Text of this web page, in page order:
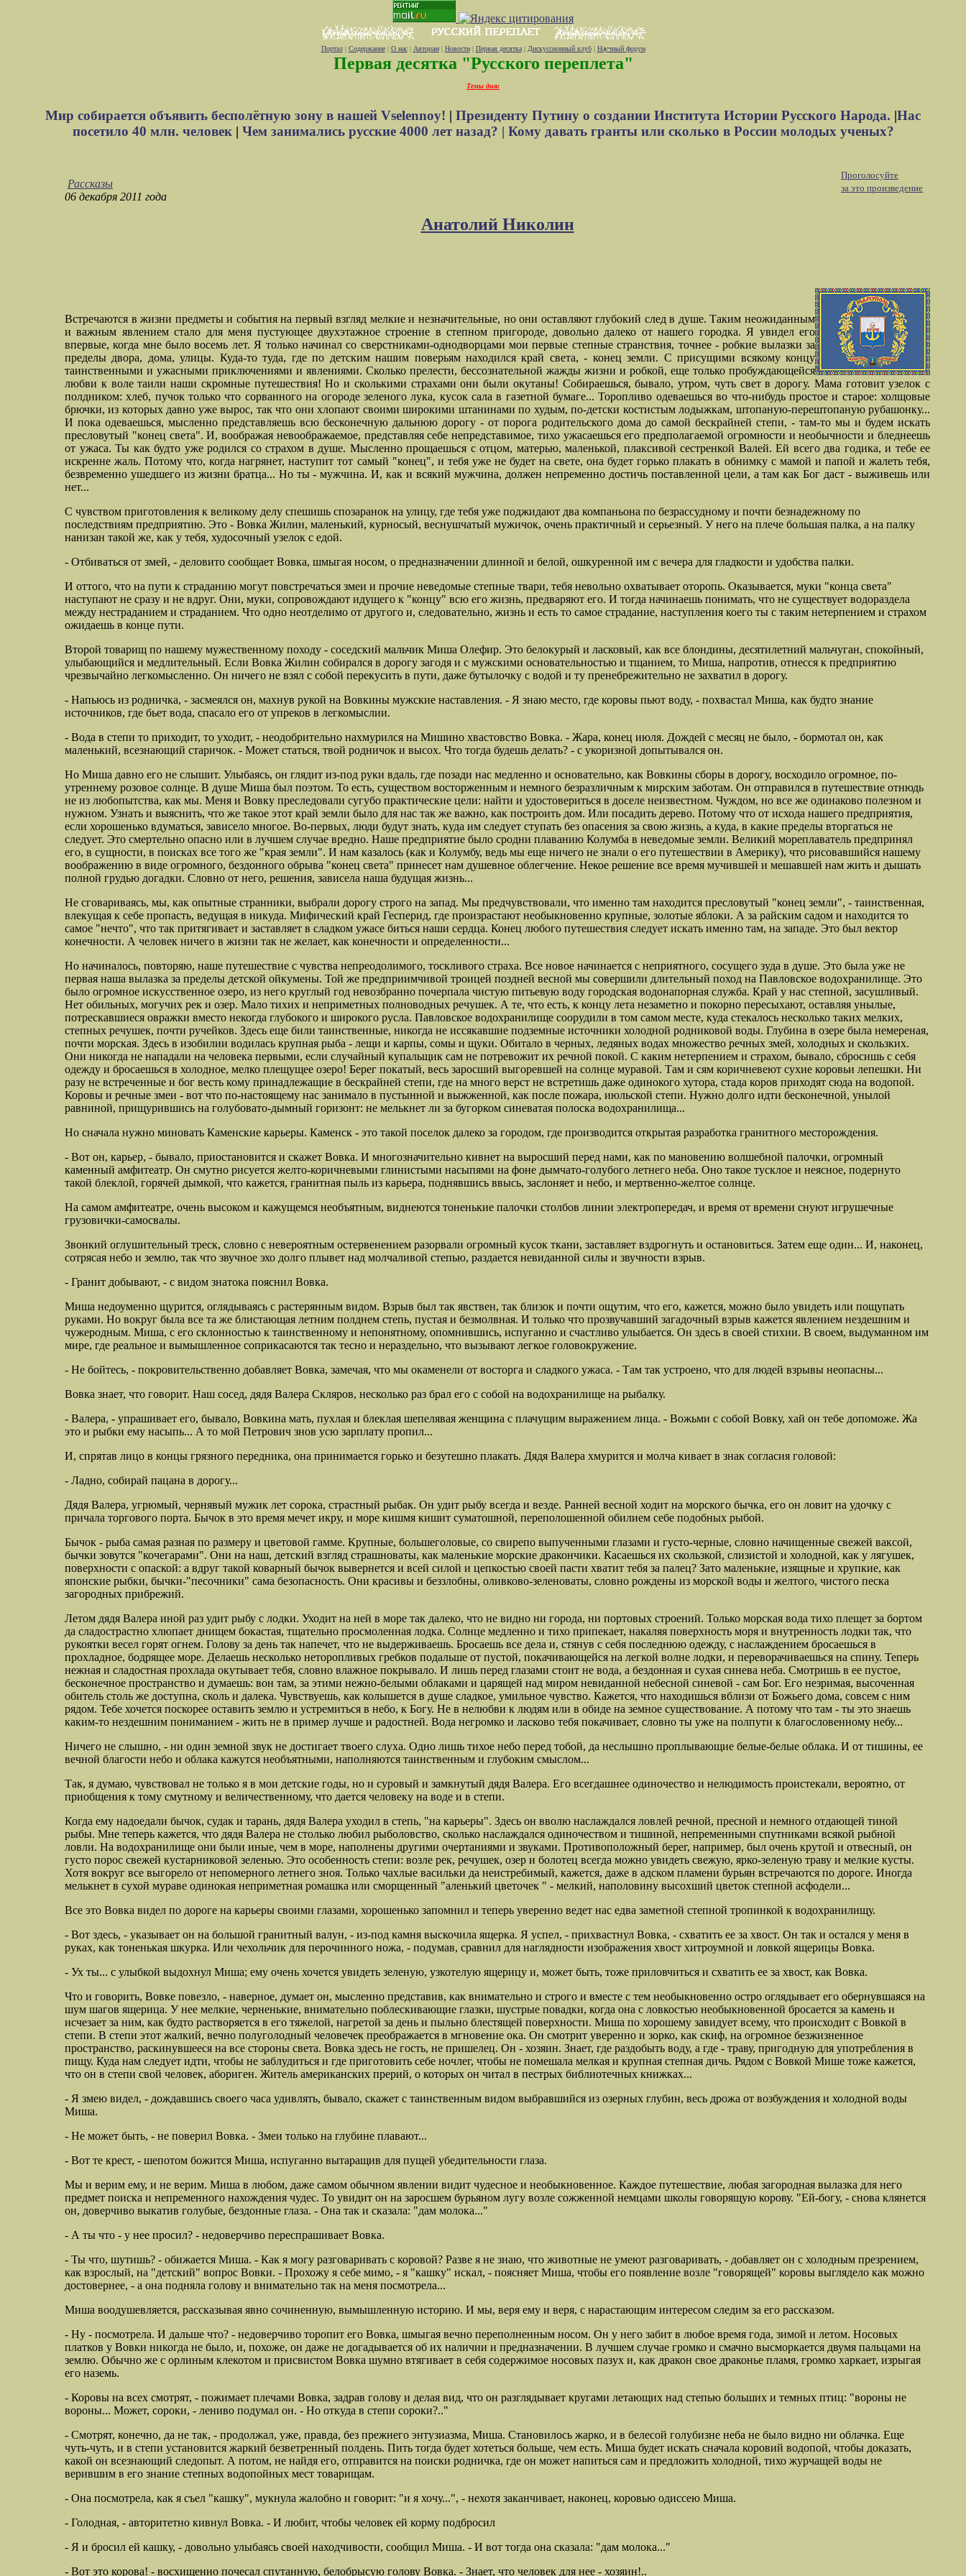
Портал| Содержание| О нас| Авторам| Новости| Первая десятка| Дискуссионный клуб| Научный форум
Первая десятка "Русского переплета"
Темы дня:
Мир собирается объявить бесполётную зону в нашей Vselennoy! | Президенту Путину о создании Института Истории Русского Народа. |Нас
посетило 40 млн. человек| Чем занимались русские 4000 лет назад? | Кому давать гранты или сколько в России молодых ученых?
Проголосуйте
за это произведение
Рассказы
06 декабря 2011 года
Анатолий Николин
Встречаются в жизни предметы и события на первый взгляд мелкие и незначительные, но они оставляют глубокий след в душе. Таким неожиданным
и важным явлением стало для меня пустующее двухэтажное строение в степном пригороде, довольно далеко от нашего городка. Я увидел его
впервые, когда мне было восемь лет. Я только начинал со сверстниками-однодворцами мои первые степные странствия, точнее - робкие вылазки за
пределы двора, дома, улицы. Куда-то туда, где по детским нашим поверьям находился край света, - конец земли. С присущими всякому концу
таинственными и ужасными приключениями и явлениями. Сколько прелести, бессознательной жажды жизни и робкой, еще только пробуждающейся
любви к воле таили наши скромные путешествия! Но и сколькими страхами они были окутаны! Собираешься, бывало, утром, чуть свет в дорогу. Мама готовит узелок с
полдником: хлеб, пучок только что сорванного на огороде зеленого лука, кусок сала в газетной бумаге... Торопливо одеваешься во что-нибудь простое и старое: холщовые
брючки, из которых давно уже вырос, так что они хлопают своими широкими штанинами по худым, по-детски костистым лодыжкам, штопаную-перештопаную рубашонку...
И пока одеваешься, мысленно представляешь всю бесконечную дальнюю дорогу- от порога родительского дома до самой бескрайней степи, - там-то мы и будем искать
пресловутый "конец света". И, воображая невоображаемое, представляя себе непредставимое, тихо ужасаешься его предполагаемой огромности и необычности и бледнеешь
от ужаса. Ты как будто уже родился со страхом в душе. Мысленно прощаешься с отцом, матерью, маленькой, плаксивой сестренкой Валей. Ей всего два годика, и тебе ее
искренне жаль. Потому что, когда нагрянет, наступит тот самый "конец", и тебя уже не будет на свете, она будет горько плакать в обнимку с мамой и папой и жалеть тебя,
безвременно ушедшего из жизни братца... Но ты - мужчина. И, как и всякий мужчина, должен непременно достичь поставленной цели, а там как Бог даст - выживешь или
нет...
С чувством приготовления к великому делу спешишь спозаранок на улицу, где тебя уже поджидают два компаньона по безрассудному и почти безнадежному по
последствиям предприятию. Это - Вовка Жилин, маленький, курносый, веснушчатый мужичок, очень практичный и серьезный. У него на плече большая палка, а на палку
нанизан такой же, как у тебя, худосочный узелок с едой.
- Отбиваться от змей, - деловито сообщает Вовка, шмыгая носом, о предназначении длинной и белой, ошкуренной им с вечера для гладкости и удобства палки.
И оттого, что на пути к страданию могут повстречаться змеи и прочие неведомые степные твари, тебя невольно охватывает оторопь. Оказывается, муки "конца света"
наступают не сразу и не вдруг. Они, муки, сопровождают идущего к "концу" всю его жизнь, предваряют его. И тогда начинаешь понимать, что не существует водораздела
между нестраданием и страданием. Что одно неотделимо от другого и, следовательно, жизнь и есть то самое страдание, наступления коего ты с таким нетерпением и страхом
ожидаешь в конце пути.
Второй товарищ по нашему мужественному походу - соседский мальчик Миша Олефир. Это белокурый и ласковый, как все блондины, десятилетний мальчуган, спокойный,
улыбающийся и медлительный. Если Вовка Жилин собирался в дорогу загодя и с мужскими основательностью и тщанием, то Миша, напротив, отнесся к предприятию
чрезвычайно легкомысленно. Он ничего не взял с собой перекусить в пути, даже бутылочку с водой и ту пренебрежительно не захватил в дорогу.
- Напьюсь из родничка, - засмеялся он, махнув рукой на Вовкины мужские наставления. - Я знаю место, где коровы пьют воду, - похвастал Миша, как будто знание
источников, где бьет вода, спасало его от упреков в легкомыслии.
- Вода в степи то приходит, то уходит, - неодобрительно нахмурился на Мишино хвастовство Вовка. - Жара, конец июля. Дождей с месяц не было, - бормотал он, как
маленький, всезнающий старичок. - Может статься, твой родничок и высох. Что тогда будешь делать? - с укоризной допытывался он.
Но Миша давно его не слышит. Улыбаясь, он глядит из-под руки вдаль, где позади нас медленно и основательно, как Вовкины сборы в дорогу, восходило огромное, по-
утреннему розовое солнце. В душе Миша был поэтом. То есть, существом восторженным и немного безразличным к мирским заботам. Он отправился в путешествие отнюдь
не из любопытства, как мы. Меня и Вовку преследовали сугубо практические цели: найти и удостовериться в доселе неизвестном. Чуждом, но все же одинаково полезном и
нужном. Узнать и выяснить, что же такое этот край земли было для нас так же важно, как построить дом. Или посадить дерево. Потому что от исхода нашего предприятия,
если хорошенько вдуматься, зависело многое. Во-первых, люди будут знать, куда им следует ступать без опасения за свою жизнь, а куда, в какие пределы вторгаться не
следует. Это смертельно опасно или в лучшем случае вредно. Наше предприятие было сродни плаванию Колумба в неведомые земли. Великий мореплаватель предпринял
его, в сущности, в поисках все того же "края земли". И нам казалось (как и Колумбу, ведь мы еще ничего не знали о его путешествии в Америку), что рисовавшийся нашему
воображению в виде огромного, бездонного обрыва "конец света" принесет нам душевное облегчение. Некое решение все время мучившей и мешавшей нам жить и дышать
полной грудью догадки. Словно от него, решения, зависела наша будущая жизнь...
Не сговариваясь, мы, как опытные странники, выбрали дорогу строго на запад. Мы предчувствовали, что именно там находится пресловутый "конец земли", - таинственная,
влекущая к себе пропасть, ведущая в никуда. Мифический край Гесперид, где произрастают необыкновенно крупные, золотые яблоки. А за райским садом и находится то
самое "нечто", что так притягивает и заставляет в сладком ужасе биться наши сердца. Конец любого путешествия следует искать именно там, на западе. Это был вектор
конечности. А человек ничего в жизни так не желает, как конечности и определенности...
Но начиналось, повторяю, наше путешествие с чувства непреодолимого, тоскливого страха. Все новое начинается с неприятного, сосущего зуда в душе. Это была уже не
первая наша вылазка за пределы детской ойкумены. Той же предприимчивой троицей поздней весной мы совершили длительный поход на Павловское водохранилище. Это
было огромное искусственное озеро, из него круглый год невозбранно почерпала чистую питьевую воду городская водонапорная служба. Край у нас степной, засушливый.
Нет обильных, могучих рек и озер. Мало тихих и неприметных полноводных речушек. А те, что есть, к концу лета незаметно и покорно пересыхают, оставляя унылые,
потрескавшиеся овражки вместо некогда глубокого и широкого русла. Павловское водохранилище соорудили в том самом месте, куда стекалось несколько таких мелких,
степных речушек, почти ручейков. Здесь еще били таинственные, никогда не иссякавшие подземные источники холодной родниковой воды. Глубина в озере была немереная,
почти морская. Здесь в изобилии водилась крупная рыба - лещи и карпы, сомы и щуки. Обитало в черных, ледяных водах множество речных змей, холодных и скользких.
Они никогда не нападали на человека первыми, если случайный купальщик сам не потревожит их речной покой. С каким нетерпением и страхом, бывало, сбросишь с себя
одежду и бросаешься в холодное, мелко плещущее озеро! Берег покатый, весь заросший выгоревшей на солнце муравой. Там и сям коричневеют сухие коровьи лепешки. Ни
разу не встреченные и бог весть кому принадлежащие в бескрайней степи, где на много верст не встретишь даже одинокого хутора, стада коров приходят сюда на водопой.
Коровы и речные змеи - вот что по-настоящему нас занимало в пустынной и выжженной, как после пожара, июльской степи. Нужно долго идти бесконечной, унылой
равниной, прищурившись на голубовато-дымный горизонт: не мелькнет ли за бугорком синеватая полоска водохранилища...
Но сначала нужно миновать Каменские карьеры. Каменск - это такой поселок далеко за городом, где производится открытая разработка гранитного месторождения.
- Вот он, карьер, - бывало, приостановится и скажет Вовка. И многозначительно кивнет на выросший перед нами, как по мановению волшебной палочки, огромный
каменный амфитеатр. Он смутно рисуется желто-коричневыми глинистыми насыпями на фоне дымчато-голубого летнего неба. Оно такое тусклое и неясное, подернуто
такой блеклой, горячей дымкой, что кажется, гранитная пыль из карьера, поднявшись ввысь, заслоняет и небо, и мертвенно-желтое солнце.
На самом амфитеатре, очень высоком и кажущемся необъятным, виднеются тоненькие палочки столбов линии электропередач, и время от времени снуют игрушечные
грузовички-самосвалы.
Звонкий оглушительный треск, словно с невероятным остервенением разорвали огромный кусок ткани, заставляет вздрогнуть и остановиться. Затем еще один... И, наконец,
сотрясая небо и землю, так что звучное эхо долго плывет над молчаливой степью, раздается невиданной силы и звучности взрыв.
- Гранит добывают, - с видом знатока пояснил Вовка.
Миша недоуменно щурится, оглядываясь с растерянным видом. Взрыв был так явствен, так близок и почти ощутим, что его, кажется, можно было увидеть или пощупать
руками. Но вокруг была все та же блистающая летним полднем степь, пустая и безмолвная. И только что прозвучавший загадочный взрыв кажется явлением нездешним и
чужеродным. Миша, с его склонностью к таинственному и непонятному, опомнившись, испуганно и счастливо улыбается. Он здесь в своей стихии. В своем, выдуманном им
мире, где реальное и вымышленное соприкасаются так тесно и нераздельно, что вызывают легкое головокружение.
- Не бойтесь, - покровительственно добавляет Вовка, замечая, что мы окаменели от восторга и сладкого ужаса. - Там так устроено, что для людей взрывы неопасны...
Вовка знает, что говорит. Наш сосед, дядя Валера Скляров, несколько раз брал его с собой на водохранилище на рыбалку.
- Валера, - упрашивает его, бывало, Вовкина мать, пухлая и блеклая шепелявая женщина с плачущим выражением лица. - Вожьми с собой Вовку, хай он тебе допоможе. Жа
это и рыбки ему насыпь... А то мой Петрович знов усю зарплату пропил...
И, спрятав лицо в концы грязного передника, она принимается горько и безутешно плакать. Дядя Валера хмурится и молча кивает в знак согласия головой:
- Ладно, собирай пацана в дорогу...
Дядя Валера, угрюмый, чернявый мужик лет сорока, страстный рыбак. Он удит рыбу всегда и везде. Ранней весной ходит на морского бычка, его он ловит на удочку с
причала торгового порта. Бычок в это время мечет икру, и море кишмя кишит суматошной, переполошенной обилием себе подобных рыбой.
Бычок - рыба самая разная по размеру и цветовой гамме. Крупные, большеголовые, со свирепо выпученными глазами и густо-черные, словно начищенные свежей ваксой,
бычки зовутся "кочегарами". Они на наш, детский взгляд страшноваты, как маленькие морские дракончики. Касаешься их скользкой, слизистой и холодной, как у лягушек,
поверхности с опаской: а вдруг такой коварный бычок вывернется и всей силой и цепкостью своей пасти хватит тебя за палец? Зато маленькие, изящные и хрупкие, как
японские рыбки, бычки-"песочники" сама безопасность. Они красивы и беззлобны, оливково-зеленоваты, словно рождены из морской воды и желтого, чистого песка
загородных прибрежий.
Летом дядя Валера иной раз удит рыбу с лодки. Уходит на ней в море так далеко, что не видно ни города, ни портовых строений. Только морская вода тихо плещет за бортом
да сладострастно хлюпает днищем бокастая, тщательно просмоленная лодка. Солнце медленно и тихо припекает, накаляя поверхность моря и внутренность лодки так, что
рукоятки весел горят огнем. Голову за день так напечет, что не выдерживаешь. Бросаешь все дела и, стянув с себя последнюю одежду, с наслаждением бросаешься в
прохладное, бодрящее море. Делаешь несколько неторопливых гребков подальше от пустой, покачивающейся на легкой волне лодки, и переворачиваешься на спину. Теперь
нежная и сладостная прохлада окутывает тебя, словно влажное покрывало. И лишь перед глазами стоит не вода, а бездонная и сухая синева неба. Смотришь в ее пустое,
бесконечное пространство и думаешь: вон там, за этими нежно-белыми облаками и царящей над миром невиданной небесной синевой - сам Бог. Его незримая, высоченная
обитель столь же доступна, сколь и далека. Чувствуешь, как колышется в душе сладкое, умильное чувство. Кажется, что находишься вблизи от Божьего дома, совсем с ним
рядом. Тебе хочется поскорее оставить землю и устремиться в небо, к Богу. Не в нелюбви к людям или в обиде на земное существование. А потому что там - ты это знаешь
каким-то нездешним пониманием - жить не в пример лучше и радостней. Вода негромко и ласково тебя покачивает, словно ты уже на полпути к благословенному небу...
Ничего не слышно, - ни один земной звук не достигает твоего слуха. Одно лишь тихое небо перед тобой, да неслышно проплывающие белые-белые облака. И от тишины, ее
вечной благости небо и облака кажутся необъятными, наполняются таинственным и глубоким смыслом...
Так, я думаю, чувствовал не только я в мои детские годы, но и суровый и замкнутый дядя Валера. Его всегдашнее одиночество и нелюдимость проистекали, вероятно, от
приобщения к тому смутному и величественному, что дается человеку на воде и в степи.
Когда ему надоедали бычок, судак и тарань, дядя Валера уходил в степь, "на карьеры". Здесь он вволю наслаждался ловлей речной, пресной и немного отдающей тиной
рыбы. Мне теперь кажется, что дядя Валера не столько любил рыболовство, сколько наслаждался одиночеством и тишиной, непременными спутниками всякой рыбной
ловли. На водохранилище они были иные, чем в море, наполнены другими очертаниями и звуками. Противоположный берег, например, был очень крутой и отвесный, он
густо порос свежей кустарниковой зеленью. Это особенность степи: возле рек, речушек, озер и болотец всегда можно увидеть свежую, ярко-зеленую траву и мелкие кусты.
Хотя вокруг все выгорело от непомерного летнего зноя. Только чахлые васильки да неистребимый, кажется, даже в адском пламени бурьян встречаются по дороге. Иногда
мелькнет в сухой мураве одинокая неприметная ромашка или сморщенный "аленький цветочек " - мелкий, наполовину высохший цветок степной асфодели...
Все это Вовка видел по дороге на карьеры своими глазами, хорошенько запомнил и теперь уверенно ведет нас едва заметной степной тропинкой к водохранилищу.
- Вот здесь, - указывает он на большой гранитный валун, - из-под камня выскочила ящерка. Я успел, - прихвастнул Вовка, - схватить ее за хвост. Он так и остался у меня в
руках, как тоненькая шкурка. Или чехольчик для перочинного ножа, - подумав, сравнил для наглядности изображения хвост хитроумной и ловкой ящерицы Вовка.
- Ух ты... с улыбкой выдохнул Миша; ему очень хочется увидеть зеленую, узкотелую ящерицу и, может быть, тоже приловчиться и схватить ее за хвост, как Вовка.
Что и говорить, Вовке повезло, - наверное, думает он, мысленно представив, как внимательно и строго и вместе с тем необыкновенно остро оглядывает его обернувшаяся на
шум шагов ящерица. У нее мелкие, черненькие, внимательно поблескивающие глазки, шустрые повадки, когда она с ловкостью необыкновенной бросается за камень и
исчезает за ним, как будто растворяется в его тяжелой, нагретой за день и пыльно блестящей поверхности. Миша по хорошему завидует всему, что происходит с Вовкой в
степи. В степи этот жалкий, вечно полуголодный человечек преображается в мгновение ока. Он смотрит уверенно и зорко, как скиф, на огромное безжизненное
пространство, раскинувшееся на все стороны света. Вовка здесь не гость, не пришелец. Он - хозяин. Знает, где раздобыть воду, а где - траву, пригодную для употребления в
пищу. Куда нам следует идти, чтобы не заблудиться и где приготовить себе ночлег, чтобы не помешала мелкая и крупная степная дичь. Рядом с Вовкой Мише тоже кажется,
что он в степи свой человек, абориген. Житель американских прерий, о которых он читал в пестрых библиотечных книжках...
- Я змею видел, - дождавшись своего часа удивлять, бывало, скажет с таинственным видом выбравшийся из озерных глубин, весь дрожа от возбуждения и холодной воды
Миша.
- Не может быть, - не поверил Вовка. - Змеи только на глубине плавают...
- Вот те крест, - шепотом божится Миша, испуганно вытаращив для пущей убедительности глаза.
Мы и верим ему, и не верим. Миша в любом, даже самом обычном явлении видит чудесное и необыкновенное. Каждое путешествие, любая загородная вылазка для него
предмет поиска и непременного нахождения чудес. То увидит он на заросшем бурьяном лугу возле сожженной немцами школы говорящую корову. "Ей-богу, - снова клянется
он, доверчиво выкатив голубые, бездонные глаза. - Она так и сказала: "дам молока..."
- А ты что - у нее просил? - недоверчиво переспрашивает Вовка.
- Ты что, шутишь? - обижается Миша. - Как я могу разговаривать с коровой? Разве я не знаю, что животные не умеют разговаривать, - добавляет он с холодным презрением,
как взрослый, на "детский" вопрос Вовки. - Прохожу я себе мимо, - я "кашку" искал, - поясняет Миша, чтобы его появление возле "говорящей" коровы выглядело как можно
достовернее, - а она подняла голову и внимательно так на меня посмотрела...
Миша воодушевляется, рассказывая явно сочиненную, вымышленную историю. И мы, веря ему и веря, с нарастающим интересом следим за его рассказом.
- Ну - посмотрела. И дальше что? - недоверчиво торопит его Вовка, шмыгая вечно переполненным носом. Он у него забит в любое время года, зимой и летом. Носовых
платков у Вовки никогда не было, и, похоже, он даже не догадывается об их наличии и предназначении. В лучшем случае громко и смачно высморкается двумя пальцами на
землю. Обычно же с орлиным клекотом и присвистом Вовка шумно втягивает в себя содержимое носовых пазух и, как дракон свое драконье пламя, громко харкает, изрыгая
его наземь.
- Коровы на всех смотрят, - пожимает плечами Вовка, задрав голову и делая вид, что он разглядывает кругами летающих над степью больших и темных птиц: "вороны не
вороны... Может, сороки, - лениво подумал он. - Но откуда в степи сороки?.."
- Смотрят, конечно, да не так, - продолжал, уже, правда, без прежнего энтузиазма, Миша. Становилось жарко, и в белесой голубизне неба не было видно ни облачка. Еще
чуть-чуть, и в степи установится жаркий безветренный полдень. Пить тогда будет хотеться больше, чем есть. Миша будет искать сначала коровий водопой, чтобы доказать,
какой он всезнающий следопыт. А потом, не найдя его, отправится на поиски родничка, где он может напиться сам и предложить холодной, тихо журчащей воды не
верившим в его знание степных водопойных мест товарищам.
- Она посмотрела, как я съел "кашку", мукнула жалобно и говорит: "и я хочу...", - нехотя заканчивает, наконец, коровью одиссею Миша.
- Голодная, - авторитетно кивнул Вовка. - И любит, чтобы человек ей корму подбросил
- Я и бросил ей кашку, - довольно улыбаясь своей находчивости, сообщил Миша. - И вот тогда она сказала: "дам молока..."
- Вот это корова! - восхищенно почесал спутанную, белобрысую голову Вовка. - Знает, что человек для нее - хозяин!..